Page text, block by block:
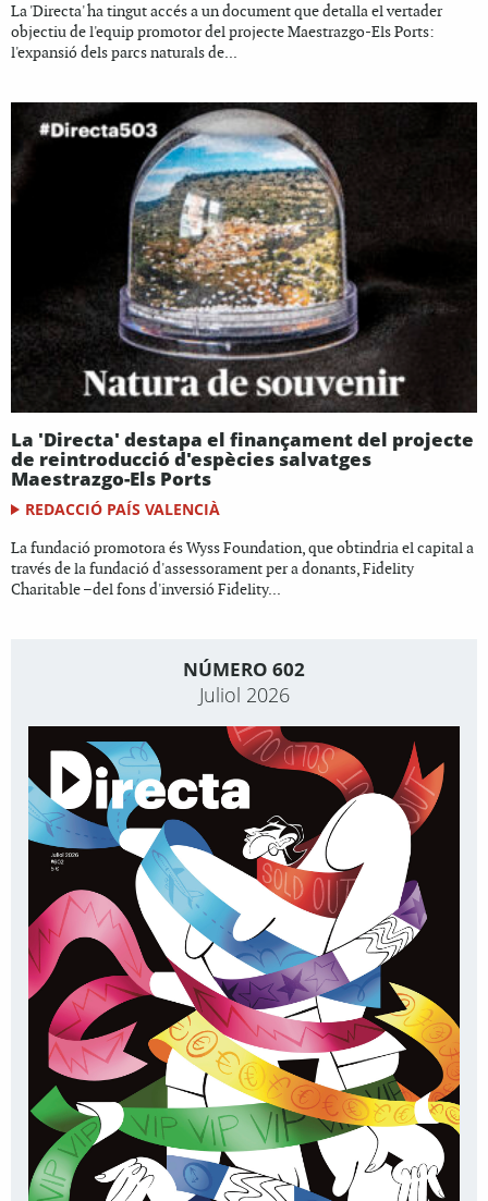
La 'Directa' ha tingut accés a un document que detalla el vertader
objectiu de l'equip promotor del projecte Maestrazgo-Els Ports:
l'expansió dels parcs naturals de...
La 'Directa' destapa el finançament del projecte
de reintroducció d'espècies salvatges
Maestrazgo-Els Ports
REDACCIÓ PAÍS VALENCIÀ
La fundació promotora és Wyss Foundation, que obtindria el capital a
través de la fundació d'assessorament per a donants, Fidelity
Charitable –del fons d'inversió Fidelity...
NÚMERO 602
Juliol 2026